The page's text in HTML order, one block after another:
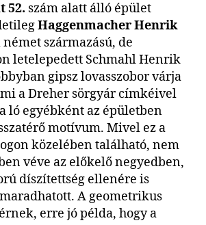
52. szám alatt álló épület
Haggenmacher Henrik
származású, de
letelepedett Schmahl Henrik
gipsz lovasszobor várja
a Dreher sörgyár címkéivel
ló egyébként az épületben
motívum. Mivel ez a
közelében található, nem
véve az előkelő negyedben,
díszítettség ellenére is
A geometrikus
erre jó példa, hogy a